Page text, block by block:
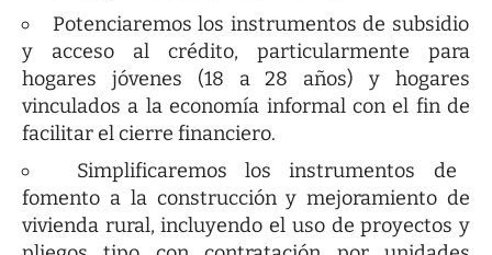
Potenciaremos los instrumentos de subsidio
y acceso al crédito, particularmente para
hogares jóvenes (18 a 28 años) y hogares
vinculados a la economía informal con el fin de
facilitar el cierre financiero.
Simplificaremos los instrumentos de
fomento a la construcción y mejoramiento de
vivienda rural, incluyendo el uso de proyectos y